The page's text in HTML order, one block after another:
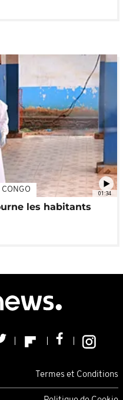
01:34
les habitants
Termes et Conditions